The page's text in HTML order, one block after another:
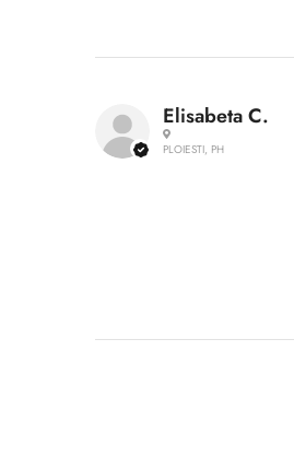
Elisabeta C.
PLOIESTI, PH